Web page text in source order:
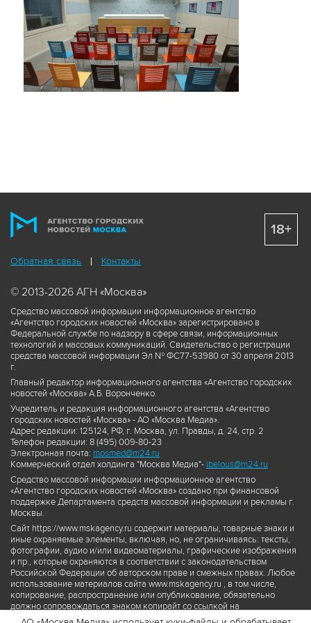
Обратная связь Контакты
© 2013-2026 АГН «Москва»
Средство массовой информации информационное агентство
«Агентство городских новостей «Москва» зарегистрировано в
Федеральной службе по надзору в сфере связи, информационных
технологий и массовых коммуникаций. Свидетельство о регистрации
средства массовой информации Эл № ФС77-53980 от 30 апреля 2013
г.
Главный редактор информационного агентства «Агентство городских
новостей «Москва» А.Б. Воронченко.
Учредитель и редакция информационного агентства «Агентство
городских новостей «Москва» - АО «Москва Медиа».
Адрес редакции: 125124, РФ, г. Москва, ул. Правды, д. 24, стр. 2
Телефон редакции: 8 (495) 009-80-23
Электронная почта: mosmed@m24.ru
Коммерческий отдел холдинга "Москва Медиа"- ibelous@m24.ru
Средство массовой информации информационное агентство
«Агентство городских новостей «Москва» создано при финансовой
поддержке Департамента средств массовой информации и рекламы г.
Москвы.
Сайт https://www.mskagency.ru содержит материалы, товарные знаки и
иные охраняемые элементы, включая, но, не ограничиваясь: тексты,
фотографии, аудио и/или видеоматериалы, графические изображения
и пр., которые охраняются в соответствии с законодательством
Российской Федерации об авторском праве и смежных правах. Любое
использование материалов сайта www.mskagency.ru , в том числе,
копирование, распространение или опубликование, обязательно
должно сопровождаться знаком копирайт со ссылкой на
правообладателя © АО «Москва Медиа», а также гиперссылкой на сайт
18+